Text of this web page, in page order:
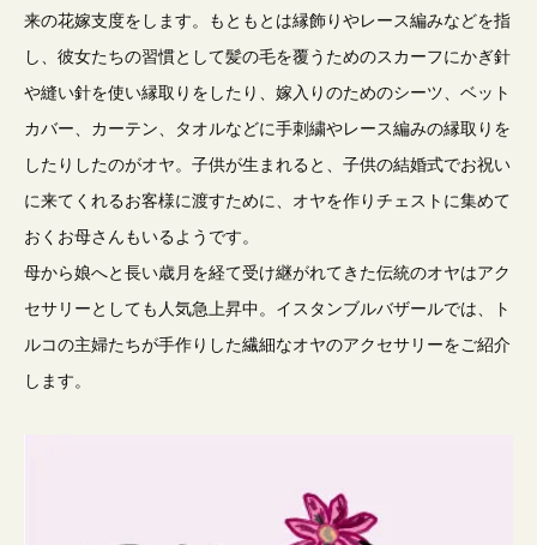
来の花嫁支度をします。もともとは縁飾りやレース編みなどを指
し、彼女たちの習慣として髪の毛を覆うためのスカーフにかぎ針
や縫い針を使い縁取りをしたり、嫁入りのためのシーツ、ベット
カバー、カーテン、タオルなどに手刺繍やレース編みの縁取りを
したりしたのがオヤ。子供が生まれると、子供の結婚式でお祝い
に来てくれるお客様に渡すために、オヤを作りチェストに集めて
おくお母さんもいるようです。
母から娘へと長い歳月を経て受け継がれてきた伝統のオヤはアク
セサリーとしても人気急上昇中。イスタンブルバザールでは、ト
ルコの主婦たちが手作りした繊細なオヤのアクセサリーをご紹介
します。